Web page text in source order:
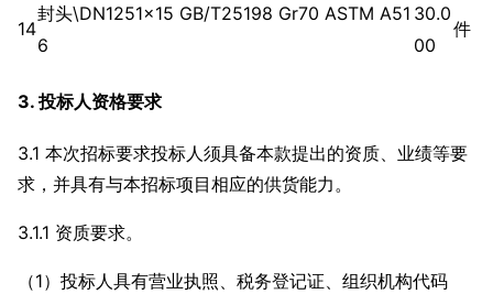
14
封头\DN1251×15 GB/T25198 Gr70 ASTM A51
6
30.0
00
件
3. 投标人资格要求
3.1 本次招标要求投标人须具备本款提出的资质、业绩等要
求，并具有与本招标项目相应的供货能力。
3.1.1 资质要求。
（1）投标人具有营业执照、税务登记证、组织机构代码